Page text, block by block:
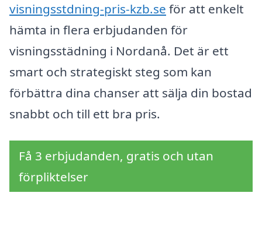
visningsstdning-pris-kzb.se för att enkelt
hämta in flera erbjudanden för
visningsstädning i Nordanå. Det är ett
smart och strategiskt steg som kan
förbättra dina chanser att sälja din bostad
snabbt och till ett bra pris.
Få 3 erbjudanden, gratis och utan
förpliktelser